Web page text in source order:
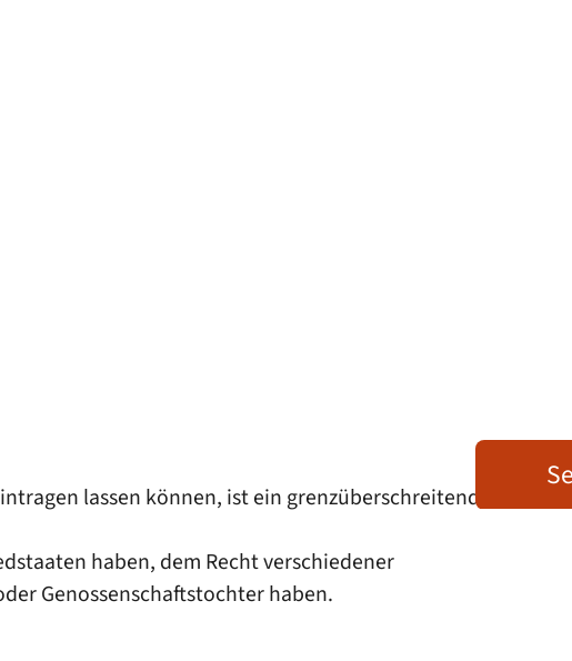
lassen können, ist ein grenzüberschreitender
haben, dem Recht verschiedener
Genossenschaftstochter haben.